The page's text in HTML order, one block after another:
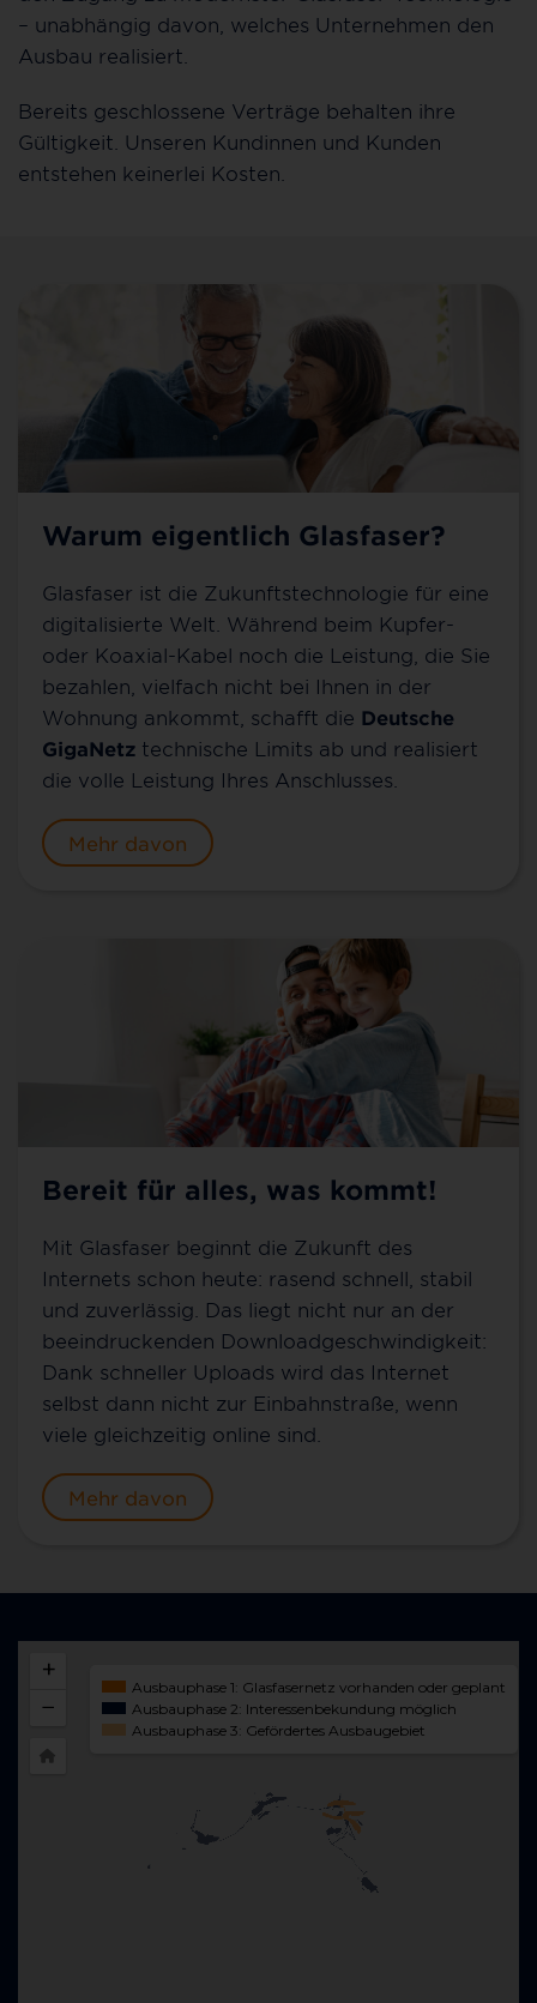
– unabhängig davon, welches Unternehmen den
Ausbau realisiert.
Bereits geschlossene Verträge behalten ihre
Gültigkeit. Unseren Kundinnen und Kunden
entstehen keinerlei Kosten.
Warum eigentlich Glasfaser?
Glasfaser ist die Zukunftstechnologie für eine
digitalisierte Welt. Während beim Kupfer-
oder Koaxial-Kabel noch die Leistung, die Sie
bezahlen, vielfach nicht bei Ihnen in der
Wohnung ankommt, schafft die Deutsche
GigaNetz technische Limits ab und realisiert
die volle Leistung Ihres Anschlusses.
Mehr davon
Bereit für alles, was kommt!
Mit Glasfaser beginnt die Zukunft des
Internets schon heute: rasend schnell, stabil
und zuverlässig. Das liegt nicht nur an der
beeindruckenden Downloadgeschwindigkeit:
Dank schneller Uploads wird das Internet
selbst dann nicht zur Einbahnstraße, wenn
viele gleichzeitig online sind.
Mehr davon